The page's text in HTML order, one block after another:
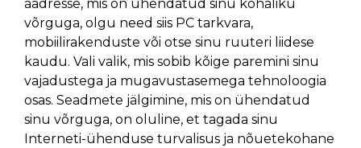
aadresse, mis on ühendatud sinu kohaliku
võrguga, olgu need siis PC tarkvara,
mobiilirakenduste või otse sinu ruuteri liidese
kaudu. Vali valik, mis sobib kõige paremini sinu
vajadustega ja mugavustasemega tehnoloogia
osas. Seadmete jälgimine, mis on ühendatud
sinu võrguga, on oluline, et tagada sinu
Interneti-ühenduse turvalisus ja nõuetekohane